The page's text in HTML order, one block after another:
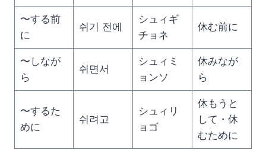
〜する前
に
쉬기 전에
シュィギ
チョネ
休む前に
〜しなが
ら
쉬면서
シュィミ
ョンソ
休みなが
ら
〜するた
めに
쉬려고
シュィリ
ョゴ
休もうと
して・休
むために